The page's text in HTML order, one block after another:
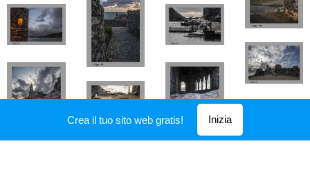
Crea il tuo sito web gratis! Inizia